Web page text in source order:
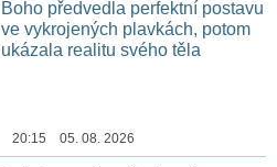
Boho předvedla perfektní postavu
ve vykrojených plavkách, potom
ukázala realitu svého těla
20:15 05. 08. 2026